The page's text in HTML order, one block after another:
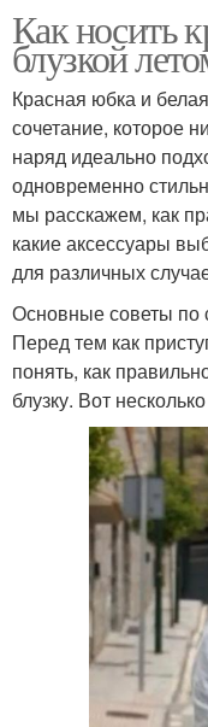
Как носить
блузкой
Красная юбка и
сочетание, которое
наряд идеально
одновременно
мы расскажем, как
какие аксессуары
для различных
Основные советы по
Перед тем как
понять, как
блузку. Вот